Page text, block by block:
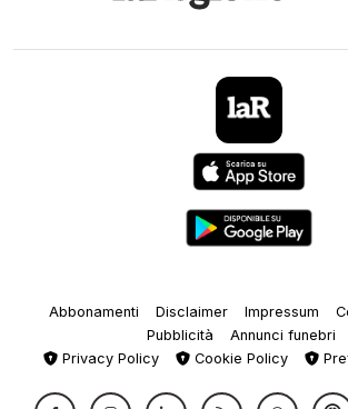
Abbonamenti Disclaimer Impressum
Pubblicità
Annunci funebri
Privacy Policy
Cookie Policy